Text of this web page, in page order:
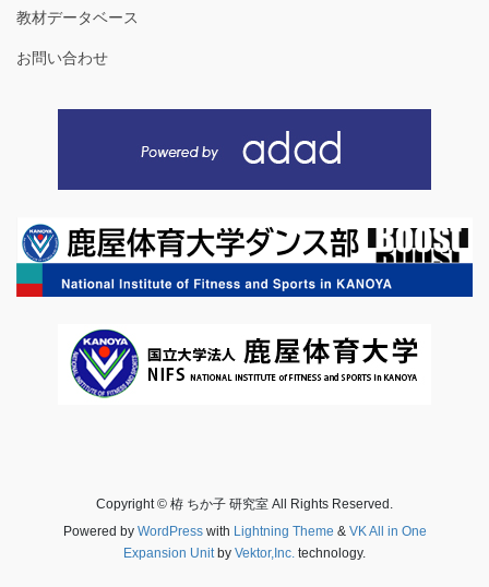
教材データベース
お問い合わせ
Copyright © 栫 ちか子 研究室 All Rights Reserved.
Powered by WordPresswith Lightning Theme & VK All in One
Expansion Unitby Vektor,Inc. technology.